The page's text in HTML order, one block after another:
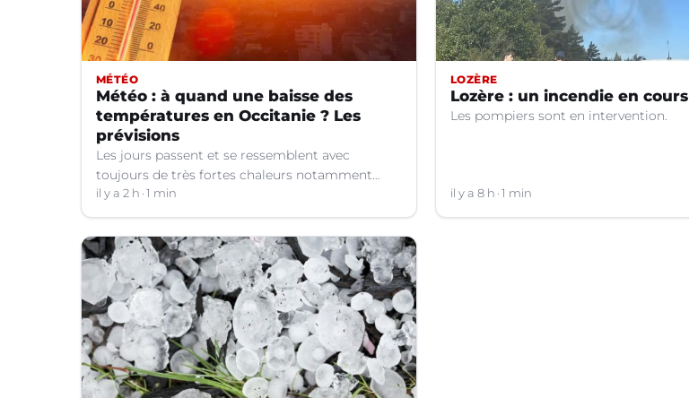
MÉTÉO
Météo : à quand une baisse des
températures en Occitanie ? Les
prévisions
Les jours passent et se ressemblent avec
toujours de très fortes chaleurs notamment
dans le Languedoc. Jusqu’à quand ?
il y a 2 h 1 min
LOZÈRE
Lozère : un incendie en cours
Les pompiers sont en intervention.
il y a 8 h 1 min